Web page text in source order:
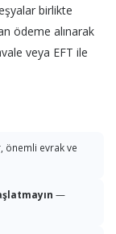
birlikte
ödeme alınarak
veya EFT ile
önemli evrak ve
—